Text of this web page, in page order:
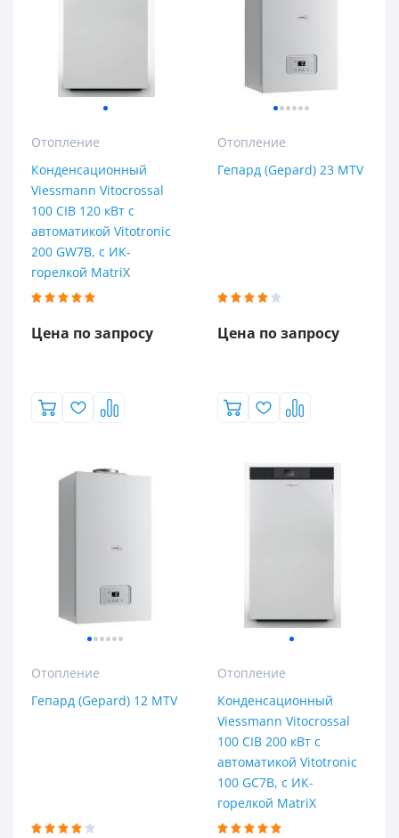
Отопление
Конденсационный
Viessmann Vitocrossal
100 CIB 120 кВт с
автоматикой Vitotronic
200 GW7B, с ИК-
горелкой MatriX
Цена по запросу
Отопление
Гепард (Gepard) 23 MTV
Цена по запросу
Отопление
Гепард (Gepard) 12 MTV
Отопление
Конденсационный
Viessmann Vitocrossal
100 CIB 200 кВт с
автоматикой Vitotronic
100 GC7B, с ИК-
горелкой MatriX